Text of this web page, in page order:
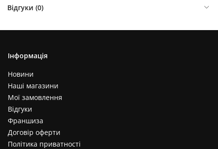
Відгуки (0)
Інформація
Новини
Наші магазини
Мої замовлення
Відгуки
Франшиза
Договір оферти
Політика приватності